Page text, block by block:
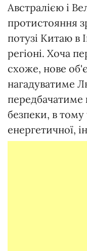
Австралією і
протистояння
потузі Китаю в
регіоні. Хоча
схоже, нове
нагадуватиме
передбачатиме
безпеки, в тому
енергетичної,